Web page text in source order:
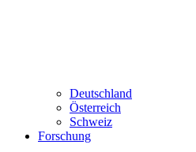
Deutschland
Österreich
Schweiz
Forschung